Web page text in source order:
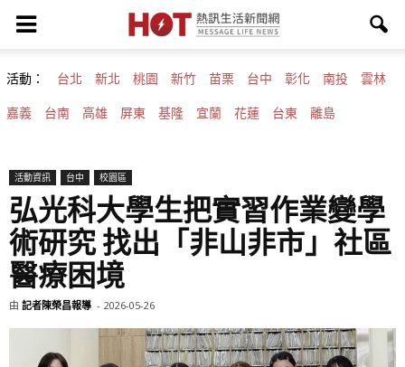
活動： 台北 新北 桃園 新竹 苗栗 台中 彰化 南投 雲林
嘉義 台南 高雄 屏東 基隆 宜蘭 花蓮 台東 離島
活動資訊 台中 校園區
弘光科大學生把實習作業變學
術研究 找出「非山非市」社區
醫療困境
由 記者陳榮昌報導 - 2026-05-26